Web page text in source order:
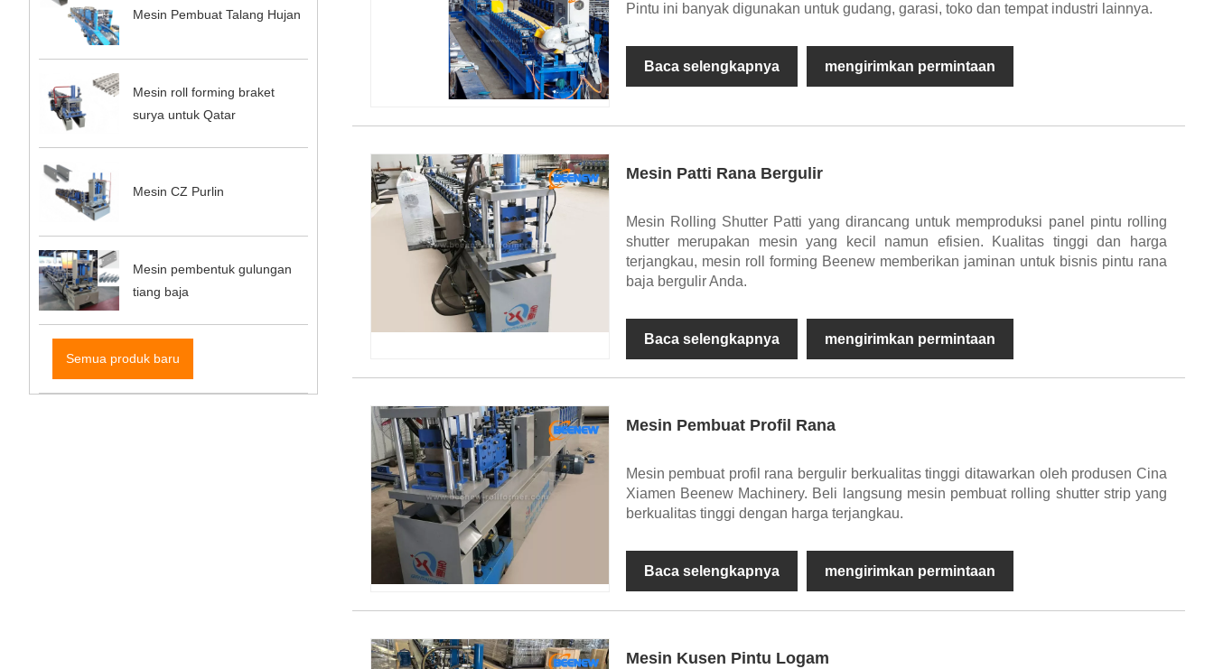
Mesin Pembuat Talang Hujan
Mesin roll forming braket
surya untuk Qatar
Mesin CZ Purlin
Mesin pembentuk gulungan
tiang baja
Semua produk baru
Pintu ini banyak digunakan untuk gudang, garasi, toko dan tempat industri lainnya.
Baca selengkapnya mengirimkan permintaan
Mesin Patti Rana Bergulir
Mesin Rolling Shutter Patti yang dirancang untuk memproduksi panel pintu rolling
shutter merupakan mesin yang kecil namun efisien. Kualitas tinggi dan harga
terjangkau, mesin roll forming Beenew memberikan jaminan untuk bisnis pintu rana
baja bergulir Anda.
Baca selengkapnya mengirimkan permintaan
Mesin Pembuat Profil Rana
Mesin pembuat profil rana bergulir berkualitas tinggi ditawarkan oleh produsen Cina
Xiamen Beenew Machinery. Beli langsung mesin pembuat rolling shutter strip yang
berkualitas tinggi dengan harga terjangkau.
Baca selengkapnya mengirimkan permintaan
Mesin Kusen Pintu Logam